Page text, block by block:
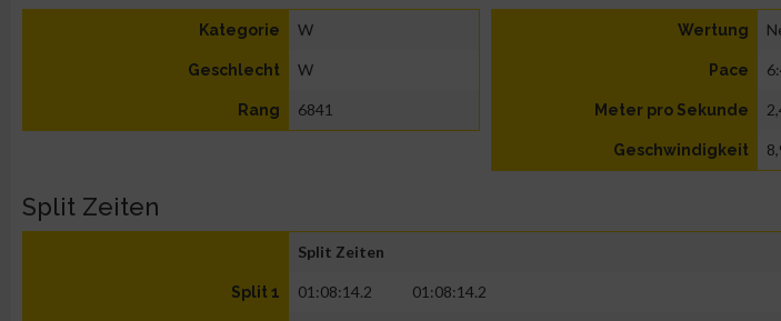
Kategorie W
Geschlecht W
Rang 6841
Wertung
Pace
Meter pro Sekunde
Geschwindigkeit
Split Zeiten
Split Zeiten
Split 1 01:08:14.2 01:08:14.2